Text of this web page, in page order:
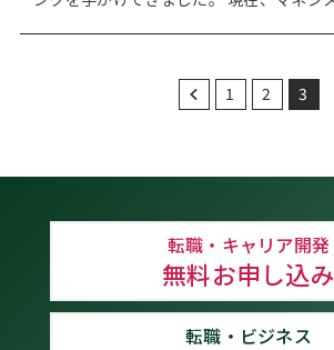
1 2 3
転職・キャリア開発
無料お申し込み
転職・ビジネス